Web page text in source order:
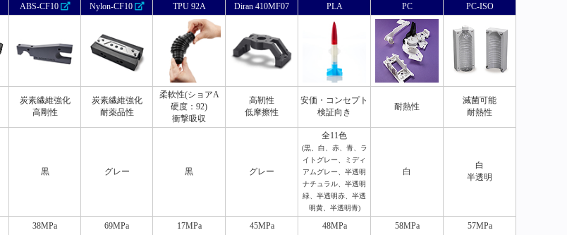
ABS-CF10 Nylon-CF10 TPU 92A Diran 410MF07 PLA PC PC-ISO
炭素繊維強化
高剛性
炭素繊維強化
耐薬品性
柔軟性(ショアA
硬度：92)
衝撃吸収
高靭性
低摩擦性
安価・コンセプト
検証向き
耐熱性
滅菌可能
耐熱性
黒 グレー 黒 グレー
全11色
(黒、白、赤、青、ラ
イトグレー、ミディ
アムグレー、半透明
ナチュラル、半透明
緑、半透明赤、半透
明黄、半透明青)
白
白
半透明
38MPa 69MPa 17MPa 45MPa 48MPa 58MPa
57MPa